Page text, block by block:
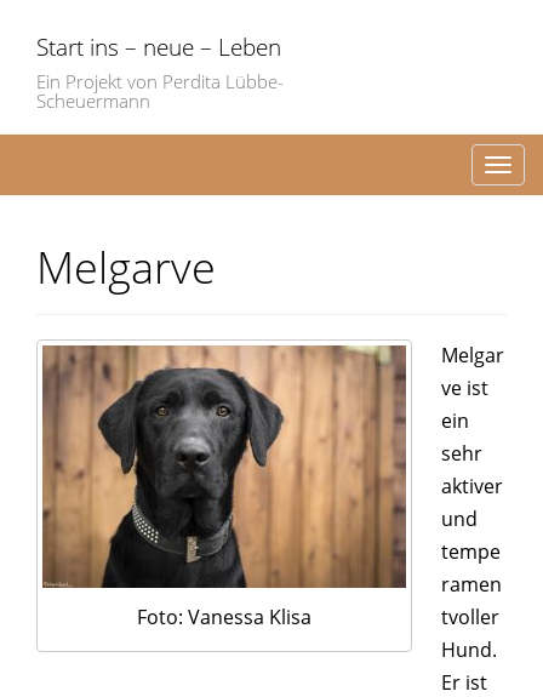
Start ins – neue – Leben
Ein Projekt von Perdita Lübbe-
Scheuermann
Melgarve
Foto: Vanessa Klisa
Melgar
ve ist
ein
sehr
aktiver
und
tempe
ramen
tvoller
Hund.
Er ist